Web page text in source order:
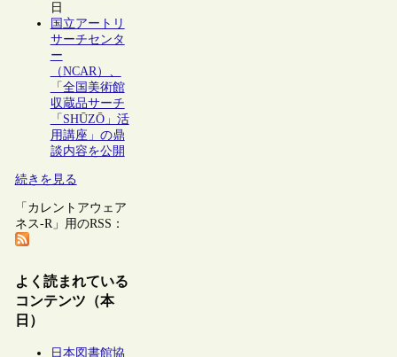
日
国立アートリ
サーチセンタ
ー
（NCAR）、
「全国美術館
収蔵品サーチ
「SHŪZŌ」活
用講座」の鼎
談内容を公開
続きを見る
「カレントアウェア
ネス-R」用のRSS：
よく読まれている
コンテンツ（本
日）
日本図書館協